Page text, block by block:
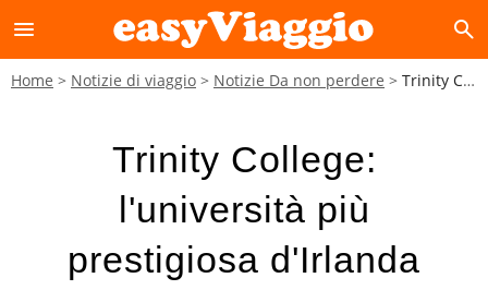
menu search
Home Notizie di viaggio Notizie Da non perdere Trinity College: l'università più prestigiosa d'Irlanda
Trinity College:
l'università più
prestigiosa d'Irlanda